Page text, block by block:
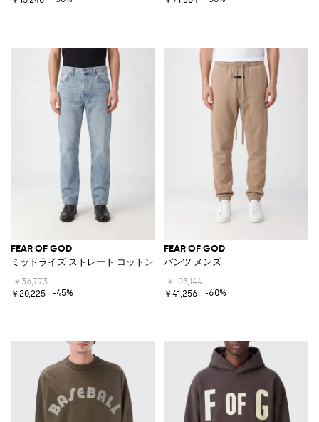
FEAR OF GOD
ミッドライズ ストレート コットンデニムジーンズ
￥36,773
￥20,225
-45%
FEAR OF GOD
パンツ メンズ
￥103,144
￥41,256
-60%